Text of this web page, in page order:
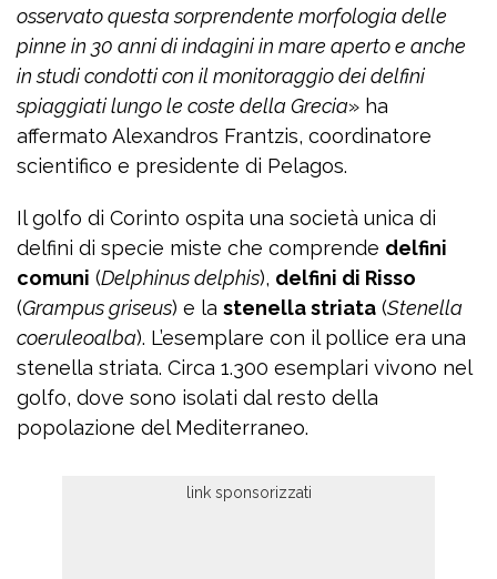
osservato questa sorprendente morfologia delle
pinne in 30 anni di indagini in mare aperto e anche
in studi condotti con il monitoraggio dei delfini
spiaggiati lungo le coste della Grecia» ha
affermato Alexandros Frantzis, coordinatore
scientifico e presidente di Pelagos.
Il golfo di Corinto ospita una società unica di
delfini di specie miste che comprende delfini
comuni (Delphinus delphis), delfini di Risso
(Grampus griseus) e la stenella striata (Stenella
coeruleoalba). L’esemplare con il pollice era una
stenella striata. Circa 1.300 esemplari vivono nel
golfo, dove sono isolati dal resto della
popolazione del Mediterraneo.